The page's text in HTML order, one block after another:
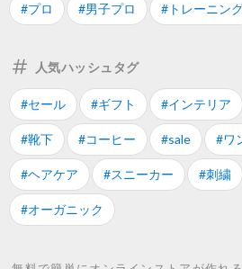
#プロ #男子プロ #トレーニン
人気ハッシュタグ
#セール #ギフト #インテリア
#靴下 #コーヒー #sale #ワ
#ヘアケア #スニーカー #刺繍
#オーガニック